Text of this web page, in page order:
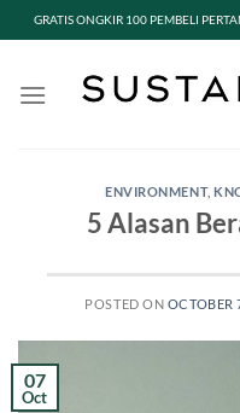
GRATIS ONGKIR 100 PEMBELI
ENVIRONMENT,
5 Alasan
POSTED ON OCTOBER
07
Oct